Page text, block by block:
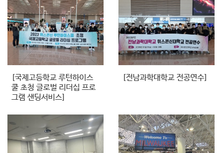
[국제고등학교 루턴하이스
쿨 초청 글로벌 리더십 프로
그램 샌딩서비스]
[전남과학대학교 전공연수]